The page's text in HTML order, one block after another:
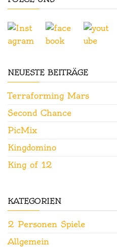
NEUESTE BEITRÄGE
Terraforming Mars
Second Chance
PicMix
Kingdomino
King of 12
KATEGORIEN
2 Personen Spiele
Allgemein